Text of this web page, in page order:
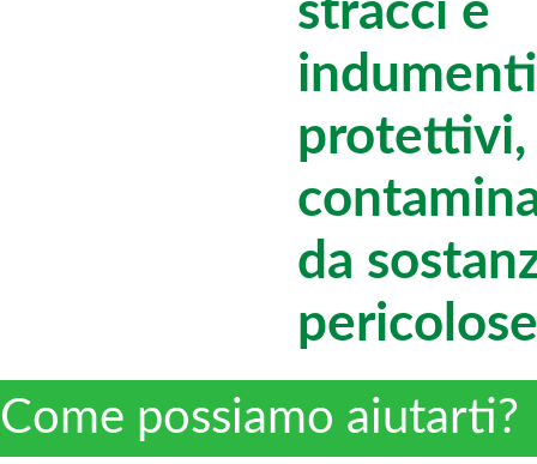
stracci e
indumenti
protettivi,
da
pericolose
Come possiamo aiutarti?